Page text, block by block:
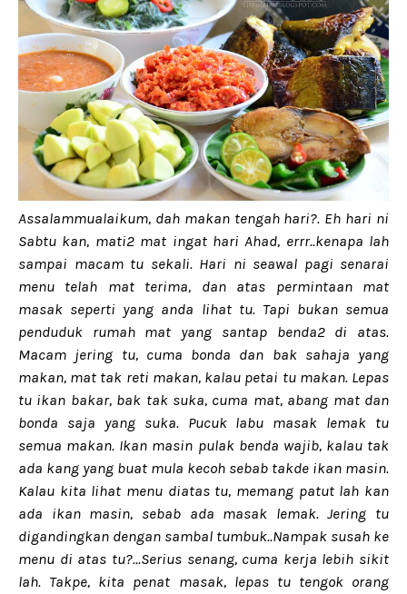
Assalammualaikum, dah makan tengah hari?. Eh hari ni
Sabtu kan, mati2 mat ingat hari Ahad, errr..kenapa lah
sampai macam tu sekali. Hari ni seawal pagi senarai
menu telah mat terima, dan atas permintaan mat
masak seperti yang anda lihat tu. Tapi bukan semua
penduduk rumah mat yang santap benda2 di atas.
Macam jering tu, cuma bonda dan bak sahaja yang
makan, mat tak reti makan, kalau petai tu makan. Lepas
tu ikan bakar, bak tak suka, cuma mat, abang mat dan
bonda saja yang suka. Pucuk labu masak lemak tu
semua makan. Ikan masin pulak benda wajib, kalau tak
ada kang yang buat mula kecoh sebab takde ikan masin.
Kalau kita lihat menu diatas tu, memang patut lah kan
ada ikan masin, sebab ada masak lemak. Jering tu
digandingkan dengan sambal tumbuk..Nampak susah ke
menu di atas tu?...Serius senang, cuma kerja lebih sikit
lah. Takpe, kita penat masak, lepas tu tengok orang